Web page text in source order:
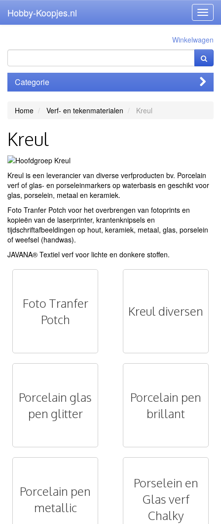
Hobby-Koopjes.nl
Winkelwagen
Categorie
Home Verf- en tekenmaterialen Kreul
Kreul
Kreul is een leverancier van diverse verfproducten bv. Porcelain
verf of glas- en porseleinmarkers op waterbasis en geschikt voor
glas, porselein, metaal en keramiek.
Foto Tranfer Potch voor het overbrengen van fotoprints en
kopieën van de laserprinter, krantenknipsels en
tijdschriftafbeeldingen op hout, keramiek, metaal, glas, porselein
of weefsel (handwas).
JAVANA® Textiel verf voor lichte en donkere stoffen.
Foto Tranfer
Potch
Kreul diversen
Porcelain glas
pen glitter
Porcelain pen
brillant
Porcelain pen
metallic
Porselein en
Glas verf
Chalky